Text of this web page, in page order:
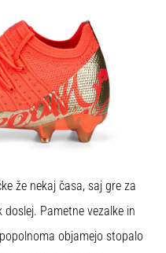
že nekaj časa, saj gre za
Pametne vezalke in
objamejo stopalo